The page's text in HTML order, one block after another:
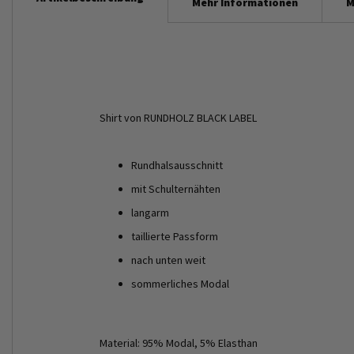
Shirt von RUNDHOLZ BLACK LABEL
Rundhalsausschnitt
mit Schulternähten
langarm
taillierte Passform
nach unten weit
sommerliches Modal
Material: 95% Modal, 5% Elasthan